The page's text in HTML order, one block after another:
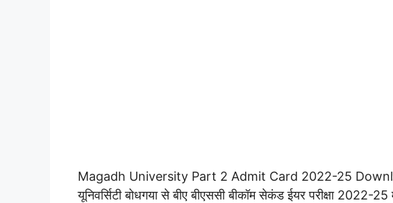
Magadh University Part 2 Admit Card 2022-25
यूनिवर्सिटी बोधगया से बीए बीएससी बीकॉम सेकंड ईयर परीक्षा 2022-